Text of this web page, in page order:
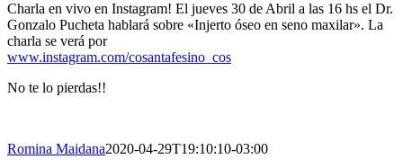
Charla en vivo en Instagram! El jueves 30 de Abril a las 16 hs el Dr.
Gonzalo Pucheta hablará sobre «Injerto óseo en seno maxilar». La
charla se verá por
www.instagram.com/cosantafesino_cos
No te lo pierdas!!
Romina Maidana2020-04-29T19:10:10-03:00